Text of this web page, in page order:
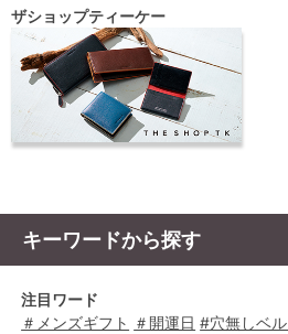
ザショップティーケー
キーワードから探す
注目ワード
＃メンズギフト ＃開運日 #穴無しベル